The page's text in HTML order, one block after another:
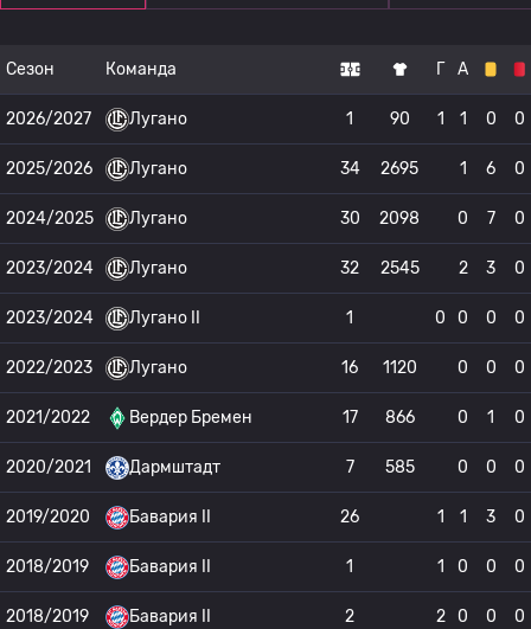
Сезон Команда Г А
2026/2027 Лугано 1 90 1 1 0 0
2025/2026 Лугано 34 2695 1 6 0
2024/2025 Лугано 30 2098 0 7 0
2023/2024 Лугано 32 2545 2 3 0
2023/2024 Лугано II 1 0 0 0 0
2022/2023 Лугано 16 1120 0 0 0
2021/2022 Вердер Бремен 17 866 0 1 0
2020/2021 Дармштадт 7 585 0 0 0
2019/2020 Бавария II 26 1 1 3 0
2018/2019 Бавария II 1 1 0 0 0
2018/2019 Бавария II 2 2 0 0 0